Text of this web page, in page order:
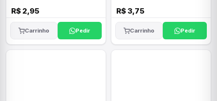
R$ 2,95
Carrinho Pedir
R$ 3,75
Carrinho Pedir